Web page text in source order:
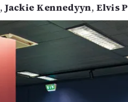
,Jackie Kennedyyn,Elvis